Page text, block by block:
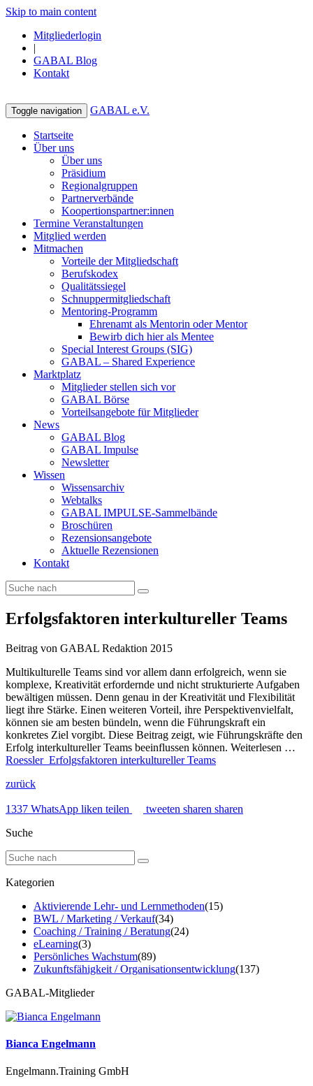
Skip to main content
Mitgliederlogin
|
GABAL Blog
Kontakt
Toggle navigation GABAL e.V.
Startseite
Über uns
Über uns
Präsidium
Regionalgruppen
Partnerverbände
Koopertionspartner:innen
Termine Veranstaltungen
Mitglied werden
Mitmachen
Vorteile der Mitgliedschaft
Berufskodex
Qualitätssiegel
Schnuppermitgliedschaft
Mentoring-Programm
Ehrenamt als Mentorin oder Mentor
Bewirb dich hier als Mentee
Special Interest Groups (SIG)
GABAL – Shared Experience
Marktplatz
Mitglieder stellen sich vor
GABAL Börse
Vorteilsangebote für Mitglieder
News
GABAL Blog
GABAL Impulse
Newsletter
Wissen
Wissensarchiv
Webtalks
GABAL IMPULSE-Sammelbände
Broschüren
Rezensionsangebote
Aktuelle Rezensionen
Kontakt
Erfolgsfaktoren interkultureller Teams
Beitrag von GABAL Redaktion 2015
Multikulturelle Teams sind vor allem dann erfolgreich, wenn sie
komplexe, Kreativität erfordernde und nicht strukturierte Aufgaben
bewältigen müssen. Denn genau in der Kreativität und Flexibilität
liegt ihre Stärke. Einen weiteren Vorteil, ihre Perspektivenvielfalt,
können sie am besten bündeln, wenn die Führungskraft ein
konkretes Ziel vorgibt. Diese Beitrag zeigt, wie Führungskräfte den
Erfolg interkultureller Teams beeinflussen können. Weiterlesen …
Roessler_Erfolgsfaktoren interkultureller Teams
zurück
1337 WhatsApp liken teilen tweeten sharen sharen
Suche
Kategorien
Aktivierende Lehr- und Lernmethoden(15)
BWL / Marketing / Verkauf(34)
Coaching / Training / Beratung(24)
eLearning(3)
Persönliches Wachstum(89)
Zukunftsfähigkeit / Organisationsentwicklung(137)
GABAL-Mitglieder
Bianca Engelmann
Engelmann.Training GmbH